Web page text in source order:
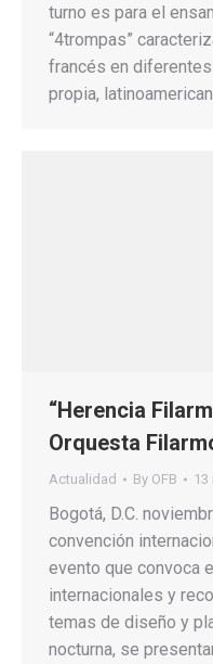
turno es para el
“4trompas”
francés en
propia,
“Herencia
Orquesta
Actualidad By OFB 13
Bogotá, D.C.
convención
evento que convoca
internacionales y
temas de diseño y
nocturna, se